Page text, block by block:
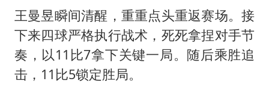
王曼昱瞬间清醒，重重点头重返赛场。接
下来四球严格执行战术，死死拿捏对手节
奏，以11比7拿下关键一局。随后乘胜追
击，11比5锁定胜局。